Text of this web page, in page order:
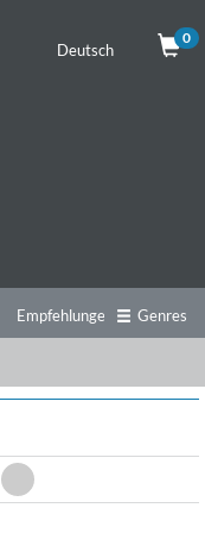
Deutsch
0
Empfehlungen Genres